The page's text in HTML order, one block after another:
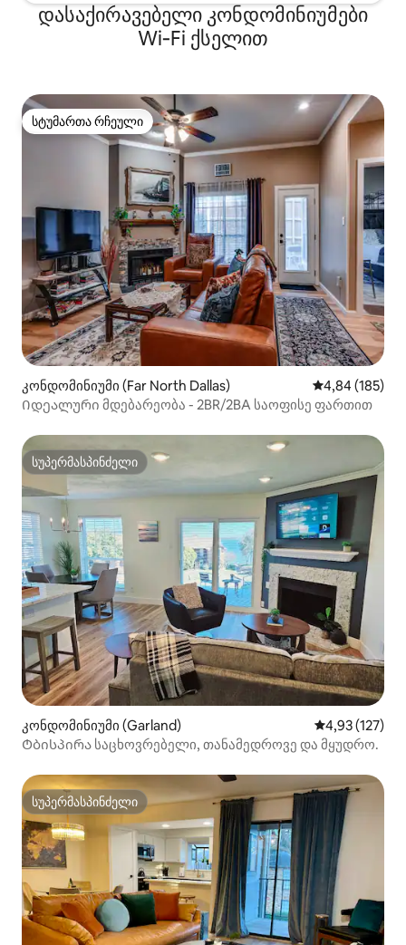
დასაქირავებელი კონდომინიუმები
Wi‑Fi ქსელით
სტუმართა რჩეული
სტუმართა რჩეული
კონდომინიუმი (Far North Dallas) საშუალო
4,84 (185)
Იდეალური მდებარეობა - 2BR/2BA საოფისე ფართით
სუპერმასპინძელი
სუპერმასპინძელი
კონდომინიუმი (Garland) საშუალო
4,93 (127)
Ტბისპირა საცხოვრებელი, თანამედროვე და მყუდრო.
სუპერმასპინძელი
სუპერმასპინძელი